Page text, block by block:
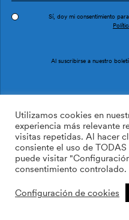
Ref.
113.64$ /m2
Sí, doy mi consentimiento
Al suscribirse a nuestro
Utilizamos cookies en
experiencia más relevante
visitas repetidas. Al hacer
consiente el uso de
puede visitar
consentimiento controlado.
Configuración de cookies